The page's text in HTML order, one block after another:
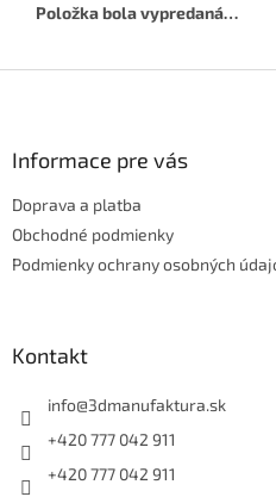
Položka bola vypredaná…
Informace pre vás
Doprava a platba
Obchodné podmienky
Podmienky ochrany osobných
Kontakt
info@3dmanufaktura.sk
+420 777 042 911
+420 777 042 911